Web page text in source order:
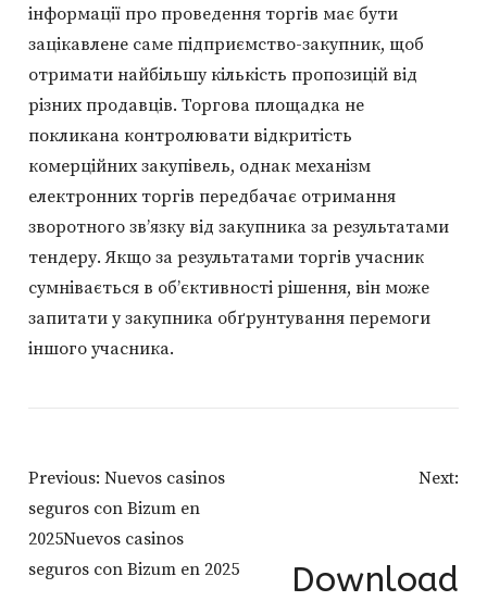
інформації про проведення торгів має бути
зацікавлене саме підприємство-закупник, щоб
отримати найбільшу кількість пропозицій від
різних продавців. Торгова площадка не
покликана контролювати відкритість
комерційних закупівель, однак механізм
електронних торгів передбачає отримання
зворотного зв’язку від закупника за результатами
тендеру. Якщо за результатами торгів учасник
сумнівається в об’єктивності рішення, він може
запитати у закупника обґрунтування перемоги
іншого учасника.
Post
Navigation
Previous: Nuevos casinos
seguros con Bizum en
2025Nuevos casinos
seguros con Bizum en 2025
Next:
Download